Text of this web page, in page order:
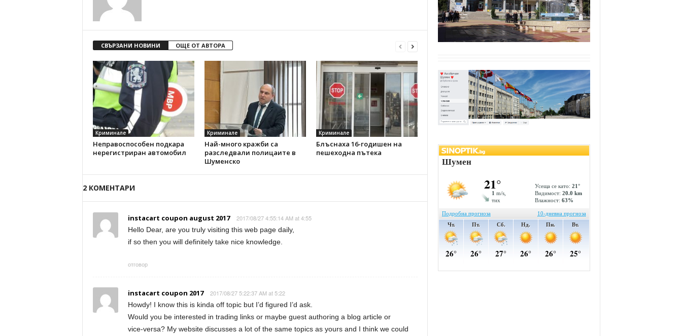
СВЪРЗАНИ НОВИНИ ОЩЕ ОТ АВТОРА
Криминале
Неправоспособен подкара
нерегистриран автомобил
Криминале
Най-много кражби са
разследвали полицаите в
Шуменско
Криминале
Блъснаха 16-годишен на
пешеходна пътека
2 КОМЕНТАРИ
instacart coupon august 2017
2017/08/27 4:55:14 AM at 4:55
Hello Dear, are you truly visiting this web page daily,
if so then you will definitely take nice knowledge.
отговор
instacart coupon 2017
2017/08/27 5:22:37 AM at 5:22
Howdy! I know this is kinda off topic but I’d figured I’d ask.
Would you be interested in trading links or maybe guest authoring a blog article or
vice-versa? My website discusses a lot of the same topics as yours and I think we could